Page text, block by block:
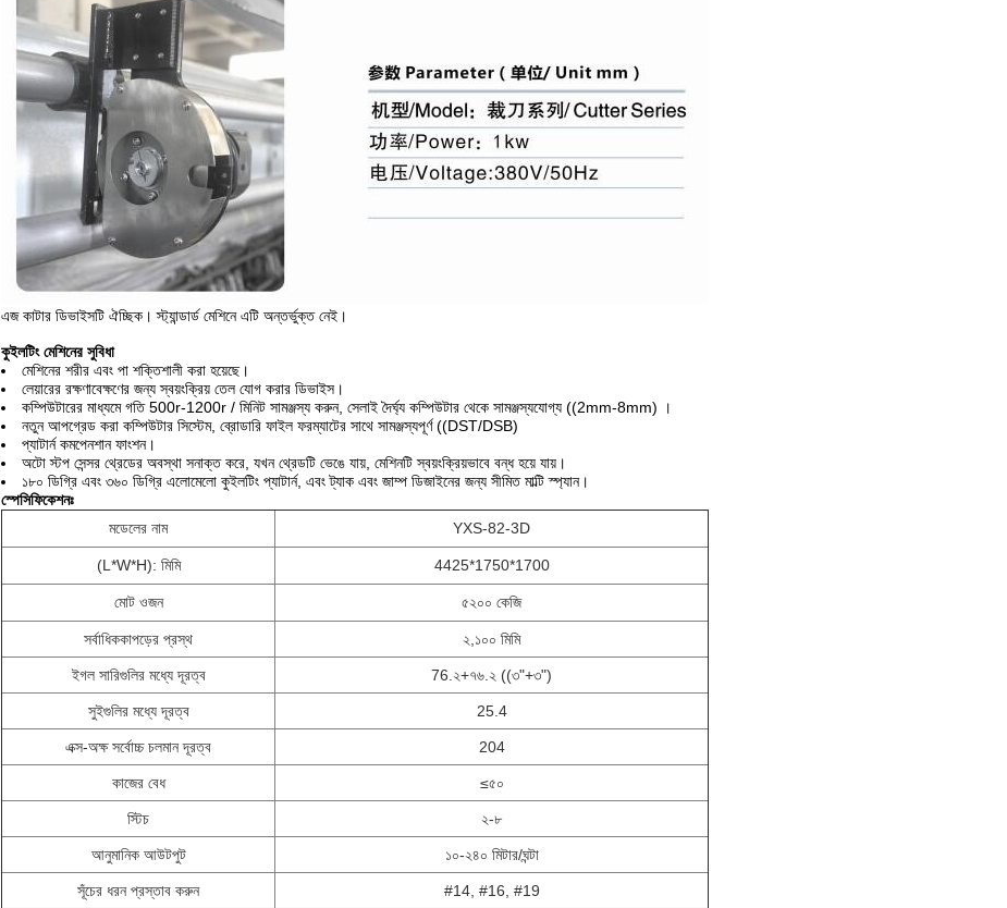
এজ কাটার ডিভাইসটি ঐচ্ছিক। স্ট্যান্ডার্ড মেশিনে এটি অন্তর্ভুক্ত নেই।
কুইলটিং মেশিনের সুবিধা
মেশিনের শরীর এবং পা শক্তিশালী করা হয়েছে।
লেয়ারের রক্ষণাবেক্ষণের জন্য স্বয়ংক্রিয় তেল যোগ করার ডিভাইস।
কম্পিউটারের মাধ্যমে গতি 500r-1200r / মিনিট সামঞ্জস্য করুন, সেলাই দৈর্ঘ্য কম্পিউটার থেকে সামঞ্জস্যযোগ্য ((2mm-8mm) ।
নতুন আপগ্রেড করা কম্পিউটার সিস্টেম, ব্রোডারি ফাইল ফরম্যাটের সাথে সামঞ্জস্যপূর্ণ ((DST/DSB)
প্যাটার্ন কমপেনশান ফাংশন।
অটো স্টপ সেন্সর থ্রেডের অবস্থা সনাক্ত করে, যখন থ্রেডটি ভেঙে যায়, মেশিনটি স্বয়ংক্রিয়ভাবে বন্ধ হয়ে যায়।
১৮০ ডিগ্রি এবং ৩৬০ ডিগ্রি এলোমেলো কুইলটিং প্যাটার্ন, এবং ট্যাক এবং জাম্প ডিজাইনের জন্য সীমিত মাল্টি স্প্যান।
স্পেসিফিকেশনঃ
মডেলের নাম
YXS-82-3D
(L*W*H): মিমি 4425*1750*1700
মোট ওজন ৫২০০ কেজি
সর্বাধিককাপড়ের প্রস্থ ২,১০০ মিমি
ইগল সারিগুলির মধ্যে দূরত্ব 76.২+৭৬.২ ((৩"+৩")
সুইগুলির মধ্যে দূরত্ব 25.4
এক্স-অক্ষ সর্বোচ্চ চলমান দূরত্ব 204
কাজের বেধ ≤৫০
স্টিচ ২-৮
আনুমানিক আউটপুট ১০-২৪০ মিটার/ঘন্টা
সূঁচের ধরন প্রস্তাব করুন #14, #16, #19